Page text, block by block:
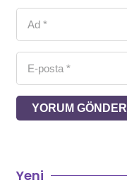
YORUM GÖNDER
Yeni